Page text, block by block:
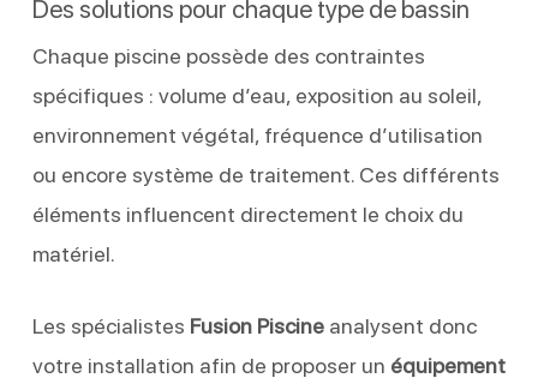
Des solutions pour chaque type de bassin
Chaque piscine possède des contraintes
spécifiques : volume d’eau, exposition au soleil,
environnement végétal, fréquence d’utilisation
ou encore système de traitement. Ces différents
éléments influencent directement le choix du
matériel.
Les spécialistes Fusion Piscineanalysent donc
votre installation afin de proposer un équipement